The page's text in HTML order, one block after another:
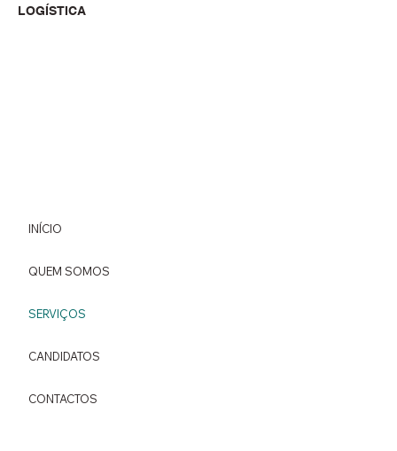
LOGÍSTICA
INÍCIO
QUEM SOMOS
SERVIÇOS
CANDIDATOS
CONTACTOS